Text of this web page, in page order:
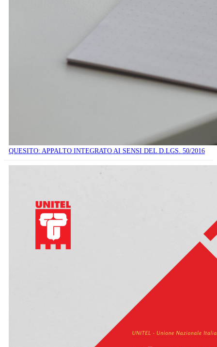
QUESITO: APPALTO INTEGRATO AI SENSI DEL D.LGS. 50/2016